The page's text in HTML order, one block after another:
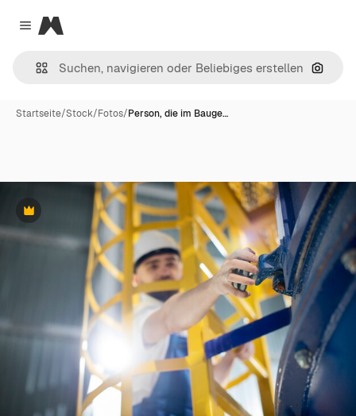
Close menu
Magnific
Nach
Startseite/Stock/Fotos/Person, die im Bauge…
Premium